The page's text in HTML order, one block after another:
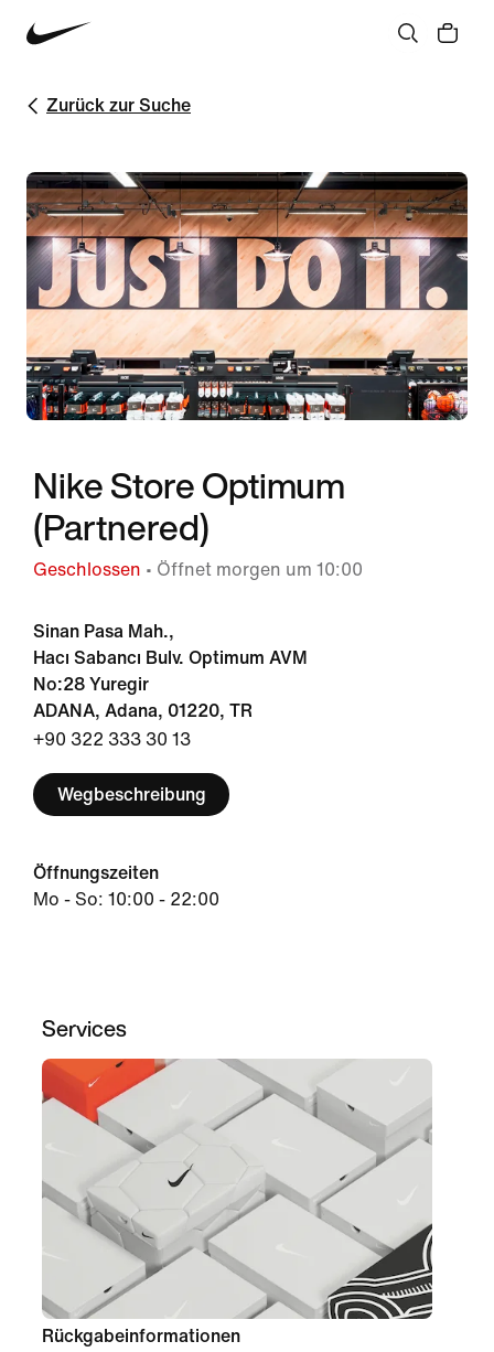
Zurück zur Suche
Nike Store Optimum
(Partnered)
Geschlossen • Öffnet morgen um 10:00
Sinan Pasa Mah.,
Hacı Sabancı Bulv. Optimum AVM
No:28 Yuregir
ADANA, Adana, 01220, TR
+90 322 333 30 13
Wegbeschreibung
Öffnungszeiten
Mo - So: 10:00 - 22:00
Services
Rückgabeinformationen